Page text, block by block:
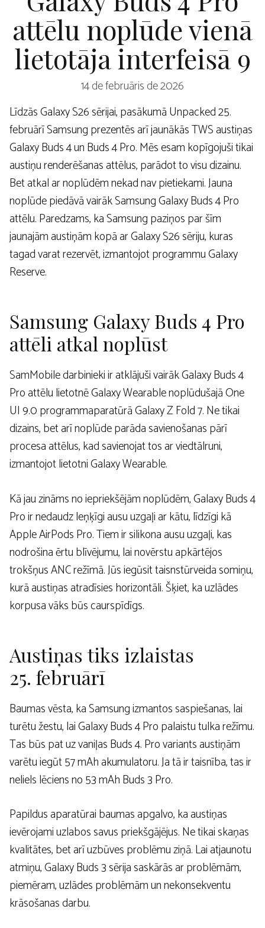
attēlu noplūde vienā
lietotāja interfeisā 9
14 de februāris de 2026
Līdzās Galaxy S26 sērijai, pasākumā Unpacked 25.
februārī Samsung prezentēs arī jaunākās TWS austiņas
Galaxy Buds 4 un Buds 4 Pro. Mēs esam kopīgojuši tikai
austiņu renderēšanas attēlus, parādot to visu dizainu.
Bet atkal ar noplūdēm nekad nav pietiekami. Jauna
noplūde piedāvā vairāk Samsung Galaxy Buds 4 Pro
attēlu. Paredzams, ka Samsung paziņos par šīm
jaunajām austiņām kopā ar Galaxy S26 sēriju, kuras
tagad varat rezervēt, izmantojot programmu Galaxy
Reserve.
Samsung Galaxy Buds 4 Pro
attēli atkal noplūst
SamMobile darbinieki ir atklājuši vairāk Galaxy Buds 4
Pro attēlu lietotnē Galaxy Wearable noplūdušajā One
UI 9.0 programmaparatūrā Galaxy Z Fold 7. Ne tikai
dizains, bet arī noplūde parāda savienošanas pārī
procesa attēlus, kad savienojat tos ar viedtālruni,
izmantojot lietotni Galaxy Wearable.
Kā jau zināms no iepriekšējām noplūdēm, Galaxy Buds 4
Pro ir nedaudz leņķīgi ausu uzgaļi ar kātu, līdzīgi kā
Apple AirPods Pro. Tiem ir silikona ausu uzgaļi, kas
nodrošina ērtu blīvējumu, lai novērstu apkārtējos
trokšņus ANC režīmā. Jūs iegūsit taisnstūrveida somiņu,
kurā austiņas atradīsies horizontāli. Šķiet, ka uzlādes
korpusa vāks būs caurspīdīgs.
Austiņas tiks izlaistas
25. februārī
Baumas vēsta, ka Samsung izmantos saspiešanas, lai
turētu žestu, lai Galaxy Buds 4 Pro palaistu tulka režīmu.
Tas būs pat uz vaniļas Buds 4. Pro variants austiņām
varētu iegūt 57 mAh akumulatoru. Ja tā ir taisnība, tas ir
neliels lēciens no 53 mAh Buds 3 Pro.
Papildus aparatūrai baumas apgalvo, ka austiņas
ievērojami uzlabos savus priekšgājējus. Ne tikai skaņas
kvalitātes, bet arī uzbūves problēmu ziņā. Lai atjaunotu
atmiņu, Galaxy Buds 3 sērija saskārās ar problēmām,
piemēram, uzlādes problēmām un nekonsekventu
krāsošanas darbu.